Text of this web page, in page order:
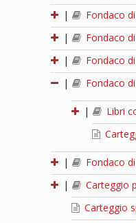
|
Fondaco
|
Fondaco
|
Fondaco
|
Fondaco
|
Libri
|
Fondaco
|
Carteggio
Carteggio